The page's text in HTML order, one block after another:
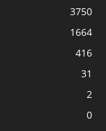
3750
1664
416
31
2
0